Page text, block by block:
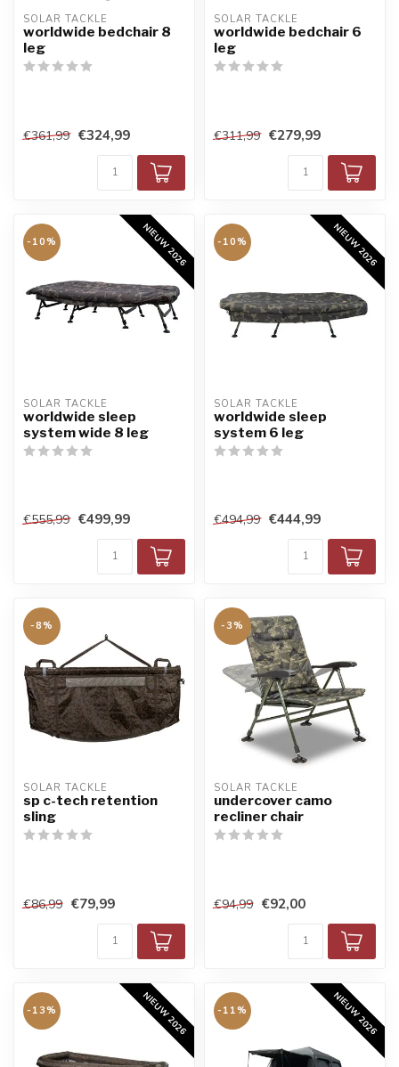
SOLAR TACKLE
worldwide bedchair 8
leg
€361,99 €324,99
SOLAR TACKLE
worldwide bedchair 6
leg
€311,99 €279,99
NIEUW 2026
-10%
SOLAR TACKLE
worldwide sleep
system wide 8 leg
€555,99 €499,99
NIEUW 2026
-10%
SOLAR TACKLE
worldwide sleep
system 6 leg
€494,99 €444,99
-8%
SOLAR TACKLE
sp c-tech retention
sling
€86,99 €79,99
-3%
SOLAR TACKLE
undercover camo
recliner chair
€94,99 €92,00
NIEUW 2026
-13% NIEUW 2026
-11%